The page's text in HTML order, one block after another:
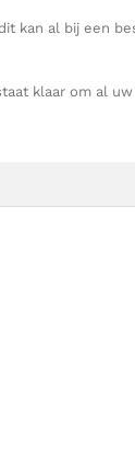
kan al bij een
klaar om al